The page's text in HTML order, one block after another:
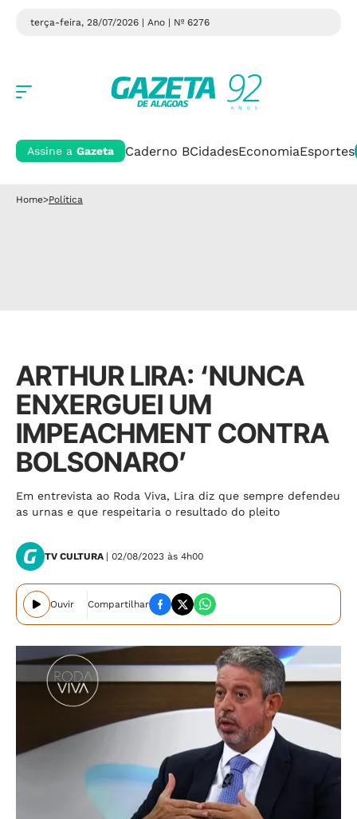
terça-feira, 28/07/2026 | Ano | Nº 6276
Assine a Gazeta Caderno BCidadesEconomiaEsportes
Home>Política
ARTHUR LIRA: ‘NUNCA
ENXERGUEI UM
IMPEACHMENT CONTRA
BOLSONARO’
Em entrevista ao Roda Viva, Lira diz que sempre defendeu
as urnas e que respeitaria o resultado do pleito
TV CULTURA | 02/08/2023 às 4h00
Ouvir Compartilhar